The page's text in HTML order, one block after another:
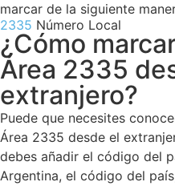
marcar de la siguiente
2335 Número Local
¿Cómo
Área 2335
extranjero?
Puede que necesites
Área 2335 desde el
debes añadir el código del
Argentina, el código del